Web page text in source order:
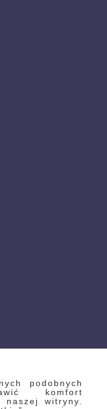
podobnych
komfort
witryny.